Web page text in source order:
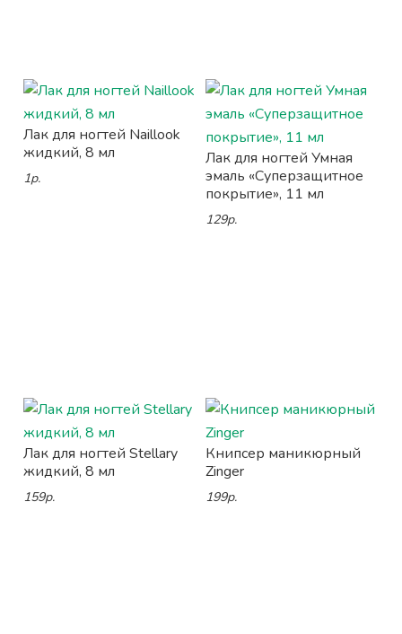
Лак для ногтей Naillook
жидкий, 8 мл
1р.
Лак для ногтей Умная
эмаль «Суперзащитное
покрытие», 11 мл
129р.
Лак для ногтей Stellary
жидкий, 8 мл
159р.
Книпсер маникюрный
Zinger
199р.